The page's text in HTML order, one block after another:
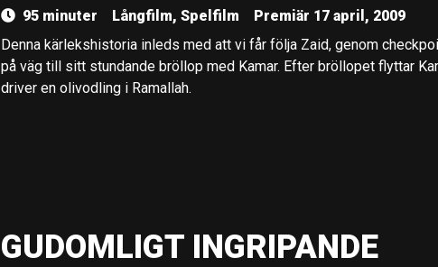
95 minuter Långfilm, Spelfilm
Premiär 17 april, 2009
Denna kärlekshistoria inleds med att vi får följa Zaid, genom
på väg till sitt stundande bröllop med Kamar. Efter bröllopet flyttar
driver en olivodling i Ramallah.
GUDOMLIGT INGRIPANDE